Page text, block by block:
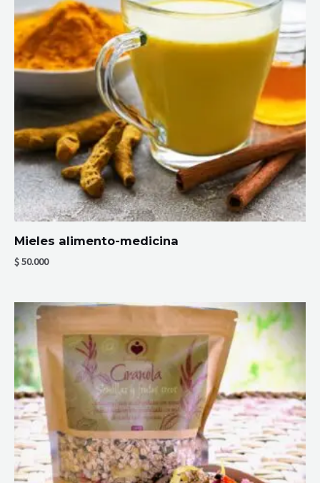
Mieles alimento-medicina
$50.000